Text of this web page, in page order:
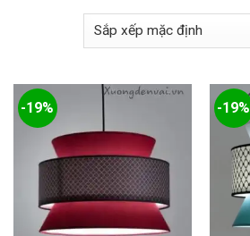
-19% -19%